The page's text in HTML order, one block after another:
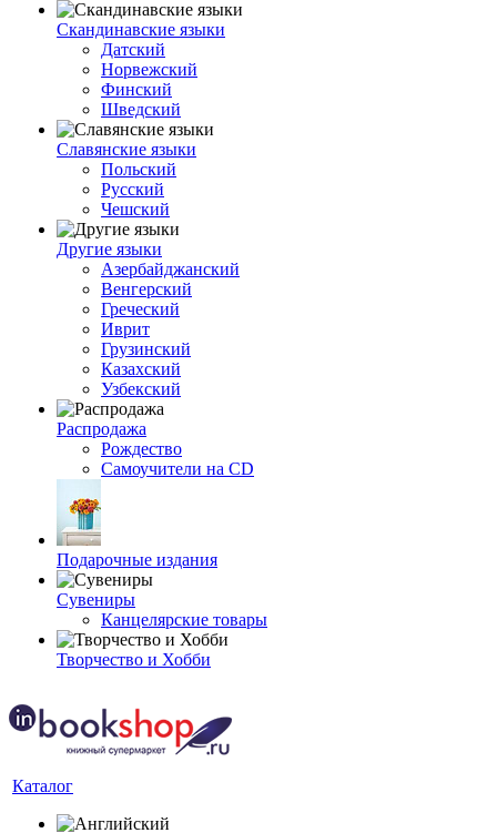
Скандинавские языки
Датский
Норвежский
Финский
Шведский
Славянские языки
Польский
Русский
Чешский
Другие языки
Азербайджанский
Венгерский
Греческий
Иврит
Грузинский
Казахский
Узбекский
Распродажа
Рождество
Самоучители на CD
Подарочные издания
Сувениры
Канцелярские товары
Творчество и Хобби
Каталог